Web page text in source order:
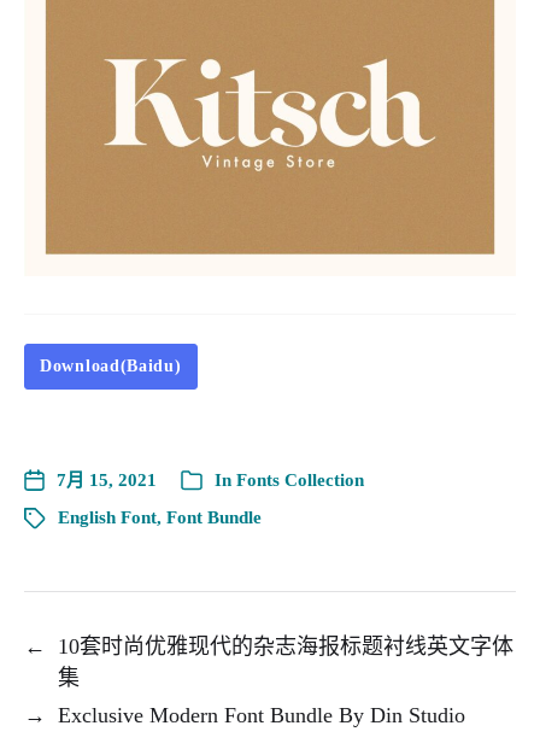
Download(Baidu)
7月 15, 2021 In Fonts Collection
English Font, Font Bundle
←
10套时尚优雅现代的杂志海报标题衬线英文字体
集
→
Exclusive Modern Font Bundle By Din Studio